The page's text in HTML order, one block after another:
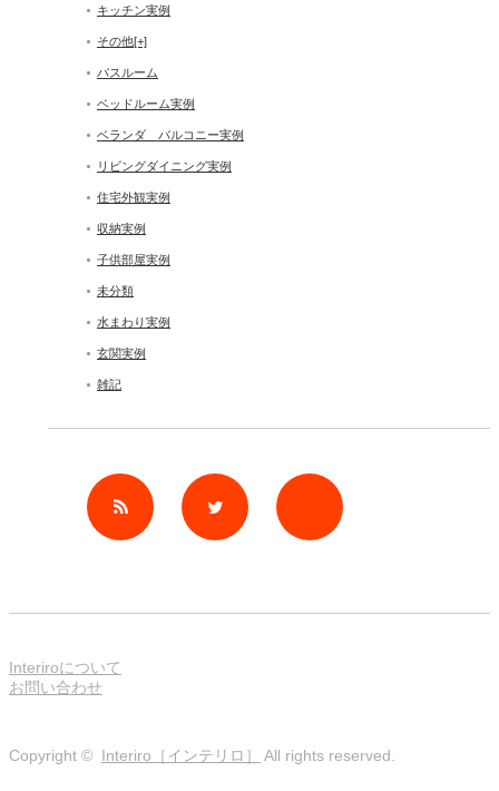
キッチン実例
その他[+]
バスルーム
ベッドルーム実例
ベランダ バルコニー実例
リビングダイニング実例
住宅外観実例
収納実例
子供部屋実例
未分類
水まわり実例
玄関実例
雑記
Twitter
Interiroについて
お問い合わせ
Copyright © Interiro［インテリロ］ All rights reserved.